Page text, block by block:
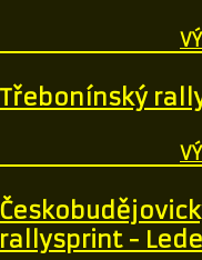
Třebonínský
rallysprint -